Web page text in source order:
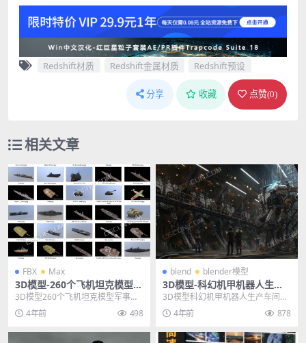
Redshift材质 Redshift金属材质 Redshift预设
分享 收藏 点赞(0)
相关文章
FBX Max
3D模型-260个飞机坦克模型军
事装备武器军舰3D模型FBX M
AX
3D模型260个飞机坦克模型军事装
备武器军舰3D模型FBX MAX 其他
推荐: ...
4年前 498
blend blender模型
3D模型-科幻机甲机器人生产
车间场景模型
3D模型科幻机甲机器人生产车间场
景模型,一个科幻机器人生产仓库场
景模型，模型格式...
4年前 878